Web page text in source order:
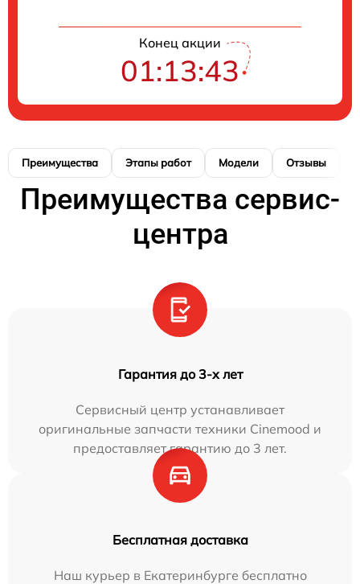
Конец акции
01:13:42
Преимущества Этапы работ Модели Отзывы
Преимущества сервис-
центра
Гарантия до 3-х лет
Сервисный центр устанавливает
оригинальные запчасти техники Cinemood и
предоставляет гарантию до 3 лет.
Бесплатная доставка
Наш курьер в Екатеринбурге бесплатно